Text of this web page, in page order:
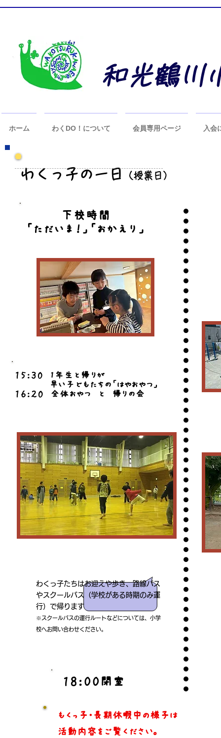
和光鶴川
ホーム わくDO！について 会員専用ページ 入会
わくっ子の一日 （授業日）
​下校時間
「ただいま！」「おかえり」
１５：３０ 1年生と帰りが
早い子どもたちの「 はやおやつ」
​１６：２０ 全体おやつ と 帰りの会
わくっ子たちはお迎えや歩き、路線バス
やスクールバス（学校がある時期のみ運
行）で帰ります
※スクールバスの運行ルートなどについては、小学
校へお問い合わせください。
１８：００閉室
​もくっ子・長期休暇中の様子は
活動内容をご覧ください。